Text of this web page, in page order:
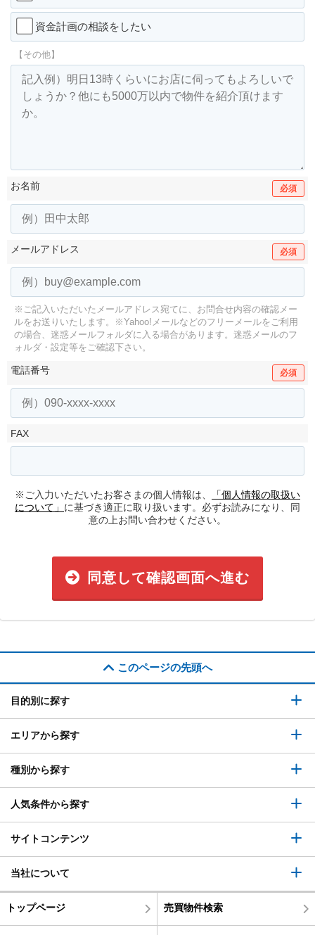
資金計画の相談をしたい
【その他】
お名前 必須
メールアドレス 必須
※ご記入いただいたメールアドレス宛てに、お問合せ内容の確認メー
ルをお送りいたします。
※Yahoo!メールなどのフリーメールをご利用
の場合、迷惑メールフォルダに入る場合があります。 迷惑メールのフ
ォルダ・設定等をご確認下さい。
電話番号 必須
FAX
※ご入力いただいたお客さまの個人情報は、
「個人情報の取扱い
について」 に基づき適正に取り扱います。必ずお読みになり、同
意の上お問い合わせください。
同意して確認画面へ進む
このページの先頭へ
目的別に探す
エリアから探す
種別から探す
人気条件から探す
サイトコンテンツ
当社について
トップページ 売買物件検索